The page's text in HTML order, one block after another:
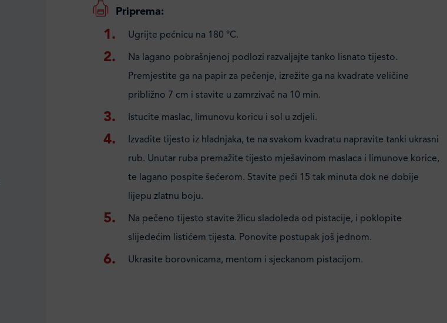
Priprema:
Ugrijte pećnicu na 180 °C.
Na lagano pobrašnjenoj podlozi razvaljajte tanko lisnato tijesto.
Premjestite ga na papir za pečenje, izrežite ga na kvadrate veličine
približno 7 cm i stavite u zamrzivač na 10 min.
Istucite maslac, limunovu koricu i sol u zdjeli.
Izvadite tijesto iz hladnjaka, te na svakom kvadratu napravite tanki ukrasni
rub. Unutar ruba premažite tijesto mješavinom maslaca i limunove korice,
te lagano pospite šećerom. Stavite peći 15 tak minuta dok ne dobije
lijepu zlatnu boju.
Na pečeno tijesto stavite žlicu sladoleda od pistacije, i poklopite
slijedećim listićem tijesta. Ponovite postupak još jednom.
Ukrasite borovnicama, mentom i sjeckanom pistacijom.